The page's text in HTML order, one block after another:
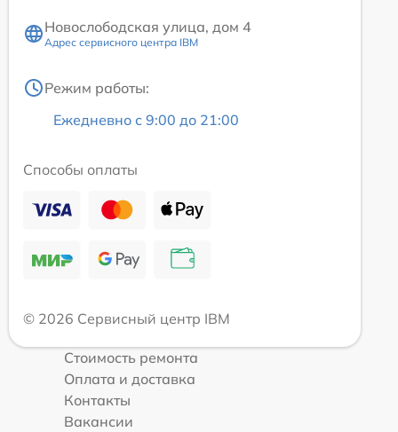
Новослободская улица, дом 4
Адрес сервисного центра IBM
Режим работы:
Ежедневно с 9:00 до 21:00
Способы оплаты
© 2026 Сервисный центр IBM
Стоимость ремонта
Оплата и доставка
Контакты
Вакансии